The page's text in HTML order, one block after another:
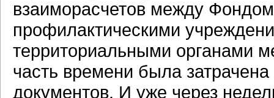
взаиморасчетов между
профилактическими
территориальными органами
часть времени была
документов. И уже через